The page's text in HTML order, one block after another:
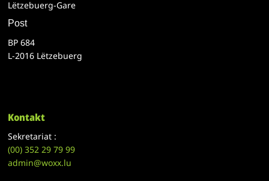
Lëtzebuerg-Gare
Post
BP 684
L-2016 Lëtzebuerg
Kontakt
Sekretariat :
(00)352 29 79 99
admin@woxx.lu